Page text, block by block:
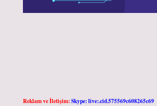
Reklam ve İletişim:Skype: live:.cid.575569c608265c69